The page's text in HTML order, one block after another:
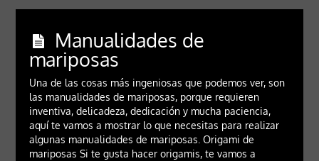
Manualidades de
mariposas
Una de las cosas más ingeniosas que podemos ver, son
las manualidades de mariposas, porque requieren
inventiva, delicadeza, dedicación y mucha paciencia,
aquí te vamos a mostrar lo que necesitas para realizar
algunas manualidades de mariposas. Origami de
mariposas Si te gusta hacer origamis, te vamos a